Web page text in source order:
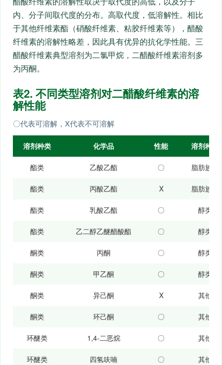
内、分子间取代度的分布。高取代度，低溶解性。相比
于其他纤维素酯（硝酸纤维素、粘胶纤维素等），醋酸
纤维素的溶解性略差，因此具有优异的抗化学性能。三
醋酸纤维素典型溶剂为二氯甲烷，二醋酸纤维素溶剂多
为丙酮。
表2. 不同类型溶剂对二醋酸纤维素的溶
解性能
〇代表可溶解，Χ代表不可溶解
溶剂种类 化学品 性能 溶剂种类
酯类 乙酸乙酯 〇 脂肪族类
酯类 丙酸乙酯 Χ 脂肪族类
酯类 乳酸乙酯 〇 醇类
酯类 乙二醇乙醚醋酸酯 〇 醇类
酮类 丙酮 〇 醇类
酮类 甲乙酮 〇 醇类
酮类 异己酮 Χ 其他
酮类 环己酮 〇 其他
环醚类 1,4-二恶烷 〇 其他
环醚类 四氢呋喃 〇 其他